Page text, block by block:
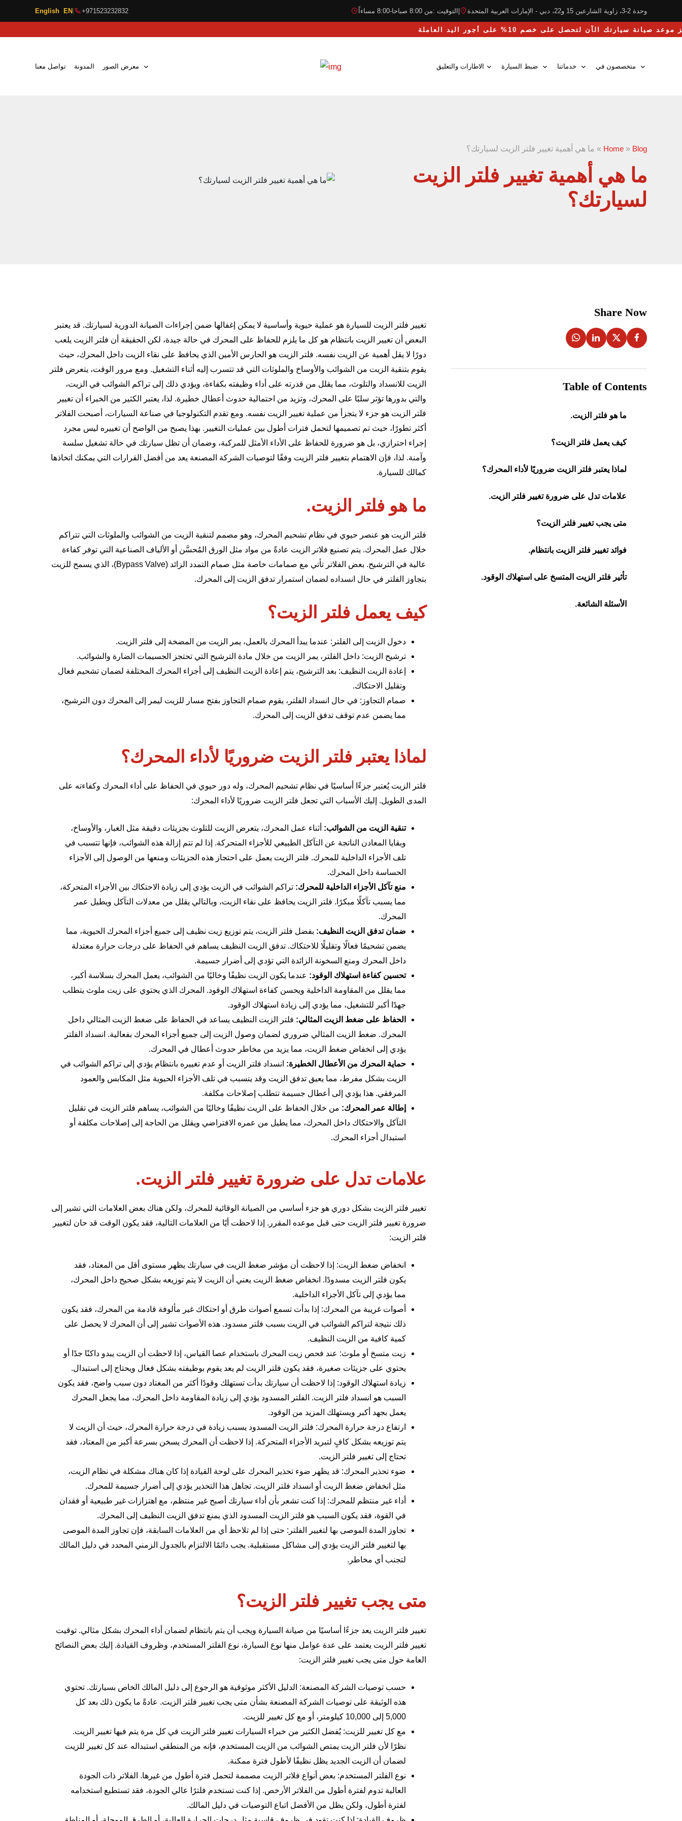
وحدة 2-3، زاوية الشارعين 15 و22، دبي - الإمارات العربية المتحدة التوقيت :من 8:00 صباحا-8:00 مساءاً +971523232832
English EN
احجز موعد صيانة سيارتك الآن لتحصل على خصم 10% على أجور اليد العاملة
تواصل معنا المدونة الاطارات والتعليق
Home » Blog
» ما هي أهمية تغيير فلتر الزيت لسيارتك؟
ما هي أهمية تغيير فلتر الزيت
لسيارتك؟
Share Now
Table of Contents
ما هو فلتر الزيت.
كيف يعمل فلتر الزيت؟
لماذا يعتبر فلتر الزيت ضروريًا لأداء المحرك؟
علامات تدل على ضرورة تغيير فلتر الزيت.
متى يجب تغيير فلتر الزيت؟
فوائد تغيير فلتر الزيت بانتظام.
تأثير فلتر الزيت المتسخ على استهلاك الوقود.
الأسئلة الشائعة.
تغيير فلتر الزيت للسيارة هو عملية حيوية وأساسية لا يمكن إغفالها ضمن إجراءات الصيانة الدورية لسيارتك. قد يعتبر
البعض أن تغيير الزيت بانتظام هو كل ما يلزم للحفاظ على المحرك في حالة جيدة، لكن الحقيقة أن فلتر الزيت يلعب
دورًا لا يقل أهمية عن الزيت نفسه. فلتر الزيت هو الحارس الأمين الذي يحافظ على نقاء الزيت داخل المحرك، حيث
يقوم بتنقية الزيت من الشوائب والأوساخ والملوثات التي قد تتسرب إليه أثناء التشغيل. ومع مرور الوقت، يتعرض فلتر
الزيت للانسداد والتلوث، مما يقلل من قدرته على أداء وظيفته بكفاءة، ويؤدي ذلك إلى تراكم الشوائب في الزيت،
والتي بدورها تؤثر سلبًا على المحرك، وتزيد من احتمالية حدوث أعطال خطيرة. لذا، يعتبر الكثير من الخبراء أن تغيير
فلتر الزيت هو جزء لا يتجزأ من عملية تغيير الزيت نفسه. ومع تقدم التكنولوجيا في صناعة السيارات، أصبحت الفلاتر
أكثر تطورًا، حيث تم تصميمها لتحمل فترات أطول بين عمليات التغيير. بهذا يصبح من الواضح أن تغييره ليس مجرد
إجراء احترازي، بل هو ضرورة للحفاظ على الأداء الأمثل للمركبة، وضمان أن تظل سيارتك في حالة تشغيل سلسة
وآمنة. لذا، فإن الاهتمام بتغيير فلتر الزيت وفقًا لتوصيات الشركة المصنعة يعد من أفضل القرارات التي يمكنك اتخاذها
كمالك للسيارة.
ما هو فلتر الزيت.
فلتر الزيت هو عنصر حيوي في نظام تشحيم المحرك، وهو مصمم لتنقية الزيت من الشوائب والملوثات التي تتراكم
خلال عمل المحرك. يتم تصنيع فلاتر الزيت عادةً من مواد مثل الورق المُحسَّن أو الألياف الصناعية التي توفر كفاءة
عالية في الترشيح. بعض الفلاتر تأتي مع صمامات خاصة مثل صمام التمدد الزائد (Bypass Valve)، الذي يسمح للزيت
بتجاوز الفلتر في حال انسداده لضمان استمرار تدفق الزيت إلى المحرك.
كيف يعمل فلتر الزيت؟
دخول الزيت إلى الفلتر: عندما يبدأ المحرك بالعمل، يمر الزيت من المضخة إلى فلتر الزيت.
ترشيح الزيت: داخل الفلتر، يمر الزيت من خلال مادة الترشيح التي تحتجز الجسيمات الضارة والشوائب.
إعادة الزيت النظيف: بعد الترشيح، يتم إعادة الزيت النظيف إلى أجزاء المحرك المختلفة لضمان تشحيم فعال
وتقليل الاحتكاك.
صمام التجاوز: في حال انسداد الفلتر، يقوم صمام التجاوز بفتح مسار للزيت ليمر إلى المحرك دون الترشيح،
مما يضمن عدم توقف تدفق الزيت إلى المحرك.
لماذا يعتبر فلتر الزيت ضروريًا لأداء المحرك؟
فلتر الزيت يُعتبر جزءًا أساسيًا في نظام تشحيم المحرك، وله دور حيوي في الحفاظ على أداء المحرك وكفاءته على
المدى الطويل. إليك الأسباب التي تجعل فلتر الزيت ضروريًا لأداء المحرك:
تنقية الزيت من الشوائب: أثناء عمل المحرك، يتعرض الزيت للتلوث بجزيئات دقيقة مثل الغبار، والأوساخ،
وبقايا المعادن الناتجة عن التآكل الطبيعي للأجزاء المتحركة. إذا لم تتم إزالة هذه الشوائب، فإنها تتسبب في
تلف الأجزاء الداخلية للمحرك. فلتر الزيت يعمل على احتجاز هذه الجزيئات ومنعها من الوصول إلى الأجزاء
الحساسة داخل المحرك.
منع تآكل الأجزاء الداخلية للمحرك: تراكم الشوائب في الزيت يؤدي إلى زيادة الاحتكاك بين الأجزاء المتحركة،
مما يسبب تآكلًا مبكرًا. فلتر الزيت يحافظ على نقاء الزيت، وبالتالي يقلل من معدلات التآكل ويطيل عمر
المحرك.
ضمان تدفق الزيت النظيف: بفضل فلتر الزيت، يتم توزيع زيت نظيف إلى جميع أجزاء المحرك الحيوية، مما
يضمن تشحيمًا فعالًا وتقليلًا للاحتكاك. تدفق الزيت النظيف يساهم في الحفاظ على درجات حرارة معتدلة
داخل المحرك ومنع السخونة الزائدة التي تؤدي إلى أضرار جسيمة.
تحسين كفاءة استهلاك الوقود: عندما يكون الزيت نظيفًا وخاليًا من الشوائب، يعمل المحرك بسلاسة أكبر،
مما يقلل من المقاومة الداخلية ويحسن كفاءة استهلاك الوقود. المحرك الذي يحتوي على زيت ملوث يتطلب
جهدًا أكبر للتشغيل، مما يؤدي إلى زيادة استهلاك الوقود.
الحفاظ على ضغط الزيت المثالي: فلتر الزيت النظيف يساعد في الحفاظ على ضغط الزيت المثالي داخل
المحرك. ضغط الزيت المثالي ضروري لضمان وصول الزيت إلى جميع أجزاء المحرك بفعالية. انسداد الفلتر
يؤدي إلى انخفاض ضغط الزيت، مما يزيد من مخاطر حدوث أعطال في المحرك.
حماية المحرك من الأعطال الخطيرة: انسداد فلتر الزيت أو عدم تغييره بانتظام يؤدي إلى تراكم الشوائب في
الزيت بشكل مفرط، مما يعيق تدفق الزيت وقد يتسبب في تلف الأجزاء الحيوية مثل المكابس والعمود
المرفقي. هذا يؤدي إلى أعطال جسيمة تتطلب إصلاحات مكلفة.
إطالة عمر المحرك: من خلال الحفاظ على الزيت نظيفًا وخاليًا من الشوائب، يساهم فلتر الزيت في تقليل
التآكل والاحتكاك داخل المحرك، مما يطيل من عمره الافتراضي ويقلل من الحاجة إلى إصلاحات مكلفة أو
استبدال أجزاء المحرك.
علامات تدل على ضرورة تغيير فلتر الزيت.
تغيير فلتر الزيت بشكل دوري هو جزء أساسي من الصيانة الوقائية للمحرك، ولكن هناك بعض العلامات التي تشير إلى
ضرورة تغيير فلتر الزيت حتى قبل موعده المقرر. إذا لاحظت أيًا من العلامات التالية، فقد يكون الوقت قد حان لتغيير
فلتر الزيت:
انخفاض ضغط الزيت: إذا لاحظت أن مؤشر ضغط الزيت في سيارتك يظهر مستوى أقل من المعتاد، فقد
يكون فلتر الزيت مسدودًا. انخفاض ضغط الزيت يعني أن الزيت لا يتم توزيعه بشكل صحيح داخل المحرك،
مما يؤدي إلى تآكل الأجزاء الداخلية.
أصوات غريبة من المحرك: إذا بدأت تسمع أصوات طرق أو احتكاك غير مألوفة قادمة من المحرك، فقد يكون
ذلك نتيجة لتراكم الشوائب في الزيت بسبب فلتر مسدود. هذه الأصوات تشير إلى أن المحرك لا يحصل على
كمية كافية من الزيت النظيف.
زيت متسخ أو ملوث: عند فحص زيت المحرك باستخدام عصا القياس، إذا لاحظت أن الزيت يبدو داكنًا جدًا أو
يحتوي على جزيئات صغيرة، فقد يكون فلتر الزيت لم يعد يقوم بوظيفته بشكل فعال ويحتاج إلى استبدال.
زيادة استهلاك الوقود: إذا لاحظت أن سيارتك بدأت تستهلك وقودًا أكثر من المعتاد دون سبب واضح، فقد يكون
السبب هو انسداد فلتر الزيت. الفلتر المسدود يؤدي إلى زيادة المقاومة داخل المحرك، مما يجعل المحرك
يعمل بجهد أكبر ويستهلك المزيد من الوقود.
ارتفاع درجة حرارة المحرك: فلتر الزيت المسدود يسبب زيادة في درجة حرارة المحرك، حيث أن الزيت لا
يتم توزيعه بشكل كافٍ لتبريد الأجزاء المتحركة. إذا لاحظت أن المحرك يسخن بسرعة أكبر من المعتاد، فقد
تحتاج إلى تغيير فلتر الزيت.
ضوء تحذير المحرك: قد يظهر ضوء تحذير المحرك على لوحة القيادة إذا كان هناك مشكلة في نظام الزيت،
مثل انخفاض ضغط الزيت أو انسداد فلتر الزيت. تجاهل هذا التحذير يؤدي إلى أضرار جسيمة للمحرك.
أداء غير منتظم للمحرك: إذا كنت تشعر بأن أداء سيارتك أصبح غير منتظم، مع اهتزازات غير طبيعية أو فقدان
في القوة، فقد يكون السبب هو فلتر الزيت المسدود الذي يمنع تدفق الزيت النظيف إلى المحرك.
تجاوز المدة الموصى بها لتغيير الفلتر: حتى إذا لم تلاحظ أي من العلامات السابقة، فإن تجاوز المدة الموصى
بها لتغيير فلتر الزيت يؤدي إلى مشاكل مستقبلية. يجب دائمًا الالتزام بالجدول الزمني المحدد في دليل المالك
لتجنب أي مخاطر.
متى يجب تغيير فلتر الزيت؟
تغيير فلتر الزيت يعد جزءًا أساسيًا من صيانة السيارة ويجب أن يتم بانتظام لضمان أداء المحرك بشكل مثالي. توقيت
تغيير فلتر الزيت يعتمد على عدة عوامل منها نوع السيارة، نوع الفلتر المستخدم، وظروف القيادة. إليك بعض النصائح
العامة حول متى يجب تغيير فلتر الزيت:
حسب توصيات الشركة المصنعة: الدليل الأكثر موثوقية هو الرجوع إلى دليل المالك الخاص بسيارتك. تحتوي
هذه الوثيقة على توصيات الشركة المصنعة بشأن متى يجب تغيير فلتر الزيت. عادةً ما يكون ذلك بعد كل
5,000 إلى 10,000 كيلومتر، أو مع كل تغيير للزيت.
مع كل تغيير للزيت: يُفضل الكثير من خبراء السيارات تغيير فلتر الزيت في كل مرة يتم فيها تغيير الزيت.
نظرًا لأن فلتر الزيت يمتص الشوائب من الزيت المستخدم، فإنه من المنطقي استبداله عند كل تغيير للزيت
لضمان أن الزيت الجديد يظل نظيفًا لأطول فترة ممكنة.
نوع الفلتر المستخدم: بعض أنواع فلاتر الزيت مصممة لتحمل فترة أطول من غيرها. الفلاتر ذات الجودة
العالية تدوم لفترة أطول من الفلاتر الأرخص. إذا كنت تستخدم فلترًا عالي الجودة، فقد تستطيع استخدامه
لفترة أطول، ولكن يظل من الأفضل اتباع التوصيات في دليل المالك.